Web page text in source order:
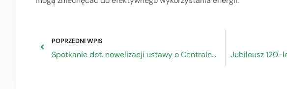
POPRZEDNI WPIS
Spotkanie dot. nowelizacji ustawy o Centralnej Ewidencji i Informacji o Działalności Gospodarczej i Punkcie Informacji dla Przedsiębiorcy – 7.10.2022 -10:00